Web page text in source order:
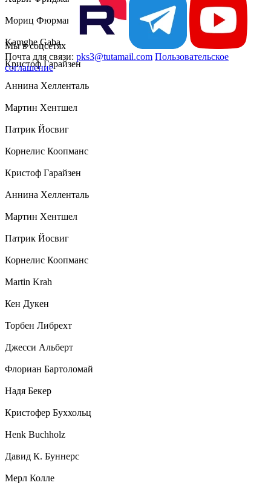
Мориц Фюрманн
Kamghe Gaba
Кристоф Гарайзен
Аннина Хелленталь
Мартин Хентшел
Патрик Йосвиг
Корнелис Коопманс
Кристоф Гарайзен
Аннина Хелленталь
Мартин Хентшел
Патрик Йосвиг
Корнелис Коопманс
Martin Krah
Кен Дукен
Торбен Либрехт
Джесси Альберт
Флориан Бартоломай
Надя Бекер
Кристофер Буххольц
Henk Buchholz
Давид К. Буннерс
Мерл Колле
Мы в соцсетях
Почта для связи: pks3@tutamail.com Пользовательское
соглашение